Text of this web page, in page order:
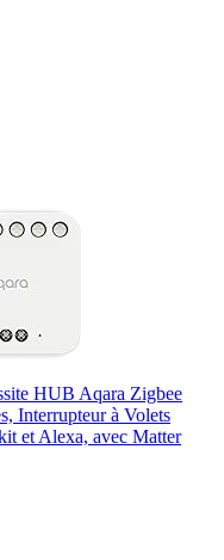
HUB Aqara Zigbee
Interrupteur à Volets
et Alexa, avec Matter